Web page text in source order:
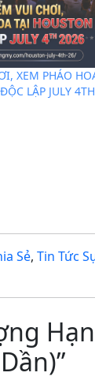
XEM PHÁO
LẬP JULY 4TH
Sẻ, Tin Tức